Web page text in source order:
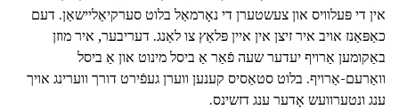
אין די פּעלוויס און צעשטערן די נאָרמאַל בלוט סערקיאַליישאַן. דעם
כאַפּאַנז אויב איר זיצן אין איין פּלאַץ צו לאַנג. דעריבער, איר מוזן
באַקומען אַרויף יעדער שעה פֿאַר אַ ביסל מינוט און אַ ביסל
וואַרעם-אַרויף. בלוט סטאַסיס קענען ווערן געפֿירט דורך ווערינג אויך
ענג ונטערוועש אָדער ענג דזשינס.